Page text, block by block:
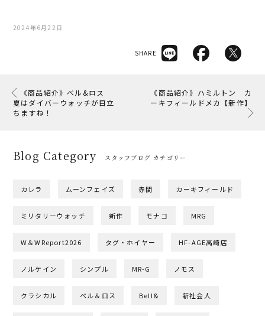
2024年6月22日
SHARE
《商品紹介》ベル&ロス
夏はダイバーウォッチが目立
ちますね！
《商品紹介》ハミルトン カ
ーキフィールドメカ【新作】
Blog Category スタッフブログ カテゴリー
カレラ ムーンフェイズ 赤間 カーキフィールド
ミリタリーウォッチ 新作 モナコ MRG
W＆WReport2026 タグ・ホイヤー HF-AGE高崎店
ノルケイン シンプル MR-G ノモス
クラシカル ベル＆ロス Bell& 新社会人